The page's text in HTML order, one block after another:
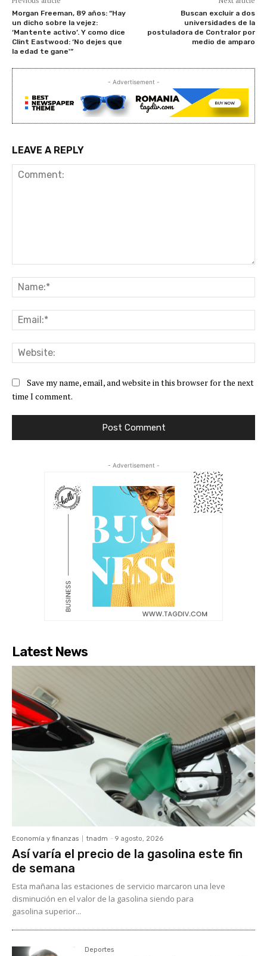
Morgan Freeman, 89 años: “Hay
un dicho sobre la vejez:
‘Mantente activo’. Y como dice
Clint Eastwood: ‘No dejes que
la edad te gane'”
Buscan excluir a dos
universidades de la
postuladora de Contralor por
medio de amparo
- Advertisement -
LEAVE A REPLY
Save my name, email, and website in this browser for the next
time I comment.
- Advertisement -
Latest News
Economía y finanzas tnadm - 9 agosto, 2026
Así varía el precio de la gasolina este fin
de semana
Esta mañana las estaciones de servicio marcaron una leve
disminución en el valor de la gasolina siendo para
gasolina superior...
Deportes